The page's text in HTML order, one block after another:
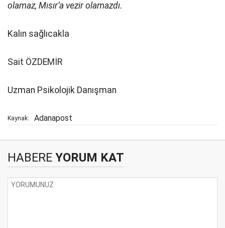
olamaz, Mısır’a vezir olamazdı.
Kalın sağlıcakla
Sait ÖZDEMİR
Uzman Psikolojik Danışman
Kaynak: Adanapost
HABERE YORUM KAT